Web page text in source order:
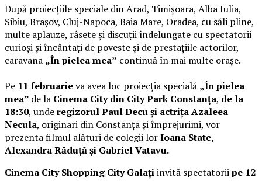
După proiecțiile speciale din Arad, Timișoara, Alba Iulia,
Sibiu, Brașov, Cluj-Napoca, Baia Mare, Oradea, cu săli pline,
multe aplauze, râsete și discuții îndelungate cu spectatorii
curioși și încântați de poveste și de prestațiile actorilor,
caravana „În pielea mea” continuă în mai multe orașe.
Pe 11 februarieva avea loc proiecția specială „În pielea
mea” de la Cinema City din City Park Constanța, de la
18:30, underegizorul Paul Decu și actrița Azaleea
Necula, originari din Constanța și împrejurimi, vor
prezenta filmul alături de colegii lorIoana State,
Alexandra Răduță și Gabriel Vatavu.
Cinema City Shopping City Galațiinvită spectatoriipe 12